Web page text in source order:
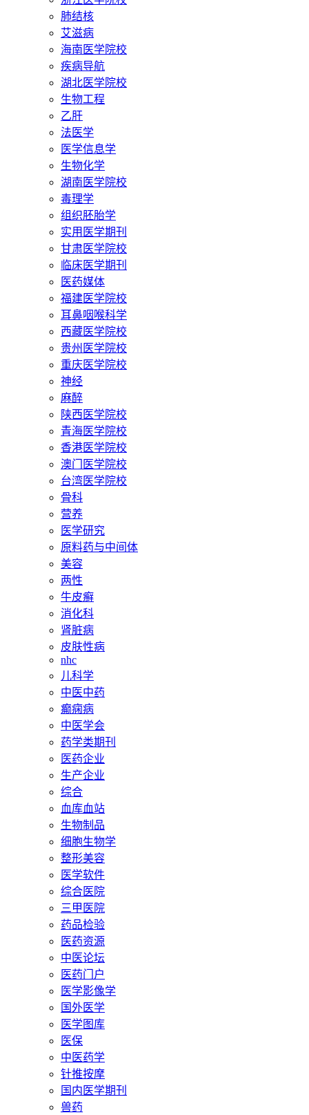
肺结核
艾滋病
海南医学院校
疾病导航
湖北医学院校
生物工程
乙肝
法医学
医学信息学
生物化学
湖南医学院校
毒理学
组织胚胎学
实用医学期刊
甘肃医学院校
临床医学期刊
医药媒体
福建医学院校
耳鼻咽喉科学
西藏医学院校
贵州医学院校
重庆医学院校
神经
麻醉
陕西医学院校
青海医学院校
香港医学院校
澳门医学院校
台湾医学院校
骨科
营养
医学研究
原料药与中间体
美容
两性
牛皮癣
消化科
肾脏病
皮肤性病
nhc
儿科学
中医中药
癫痫病
中医学会
药学类期刊
医药企业
生产企业
综合
血库血站
生物制品
细胞生物学
整形美容
医学软件
综合医院
三甲医院
药品检验
医药资源
中医论坛
医药门户
医学影像学
国外医学
医学图库
医保
中医药学
针推按摩
国内医学期刊
兽药